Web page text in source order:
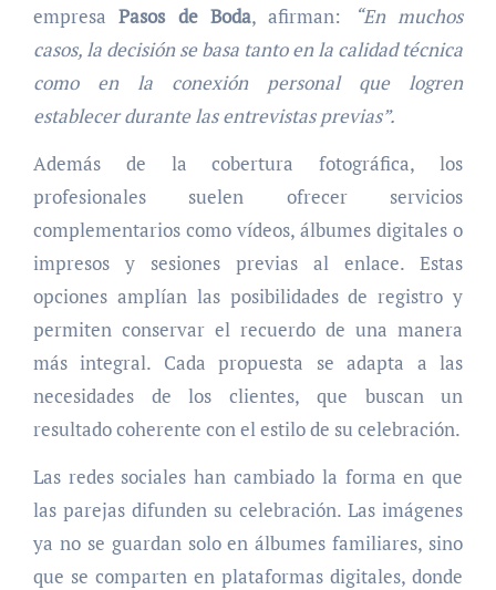
empresaPasos de Boda, afirman:
“En muchos
casos, la decisión se basa tanto en la calidad técnica
como en la conexión personal que logren
establecer durante las entrevistas previas”.
Además de la cobertura fotográfica, los
profesionales suelen ofrecer servicios
complementarios como vídeos, álbumes digitales o
impresos y sesiones previas al enlace. Estas
opciones amplían las posibilidades de registro y
permiten conservar el recuerdo de una manera
más integral. Cada propuesta se adapta a las
necesidades de los clientes, que buscan un
resultado coherente con el estilo de su celebración.
Las redes sociales han cambiado la forma en que
las parejas difunden su celebración. Las imágenes
ya no se guardan solo en álbumes familiares, sino
que se comparten en plataformas digitales, donde